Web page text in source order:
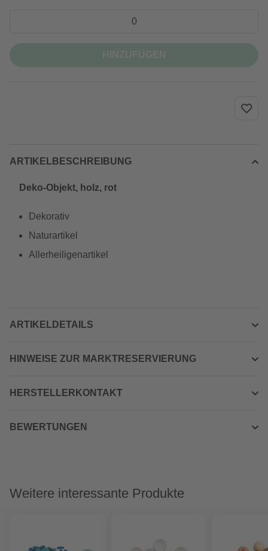
ARTIKELBESCHREIBUNG
Deko-Objekt, holz, rot
Dekorativ
Naturartikel
Allerheiligenartikel
ARTIKELDETAILS
HINWEISE ZUR MARKTRESERVIERUNG
HERSTELLERKONTAKT
BEWERTUNGEN
Weitere interessante Produkte